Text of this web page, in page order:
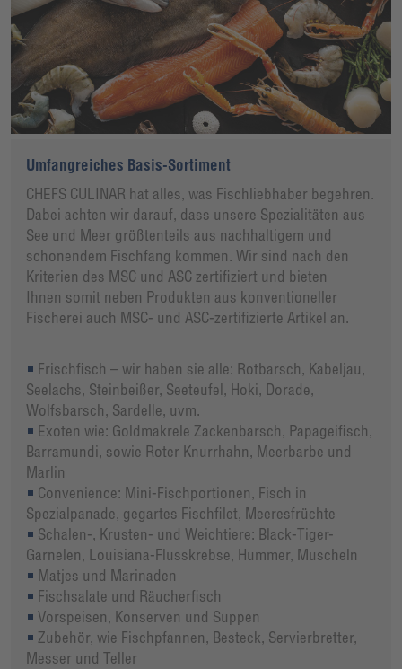
Umfangreiches Basis-Sortiment
CHEFS CULINAR hat alles, was Fischliebhaber begehren.
Dabei achten wir darauf, dass unsere Spezialitäten aus
See und Meer größtenteils aus nachhaltigem und
schonendem Fischfang kommen. Wir sind nach den
Kriterien des MSC und ASC zertifiziert und bieten
Ihnen somit neben Produkten aus konventioneller
Fischerei auch MSC- und ASC-zertifizierte Artikel an.
Frischfisch – wir haben sie alle: Rotbarsch, Kabeljau,
Seelachs, Steinbeißer, Seeteufel, Hoki, Dorade,
Wolfsbarsch, Sardelle, uvm.
Exoten wie: Goldmakrele Zackenbarsch, Papageifisch,
Barramundi, sowie Roter Knurrhahn, Meerbarbe und
Marlin
Convenience: Mini-Fischportionen, Fisch in
Spezialpanade, gegartes Fischfilet, Meeresfrüchte
Schalen-, Krusten- und Weichtiere: Black-Tiger-
Garnelen, Louisiana-Flusskrebse, Hummer, Muscheln
Matjes und Marinaden
Fischsalate und Räucherfisch
Vorspeisen, Konserven und Suppen
Zubehör, wie Fischpfannen, Besteck, Servierbretter,
Messer und Teller